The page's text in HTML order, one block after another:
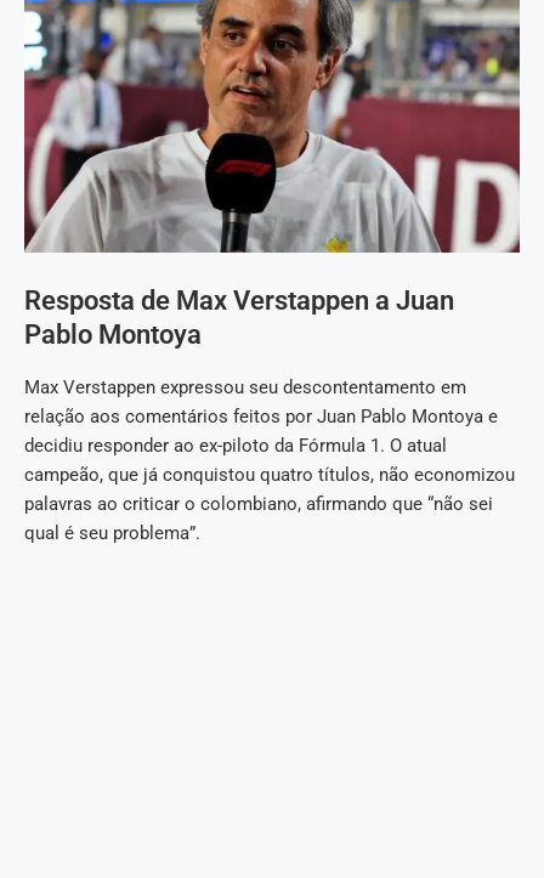
Resposta de Max Verstappen a Juan
Pablo Montoya
Max Verstappen expressou seu descontentamento em
relação aos comentários feitos por Juan Pablo Montoya e
decidiu responder ao ex-piloto da Fórmula 1. O atual
campeão, que já conquistou quatro títulos, não economizou
palavras ao criticar o colombiano, afirmando que “não sei
qual é seu problema”.